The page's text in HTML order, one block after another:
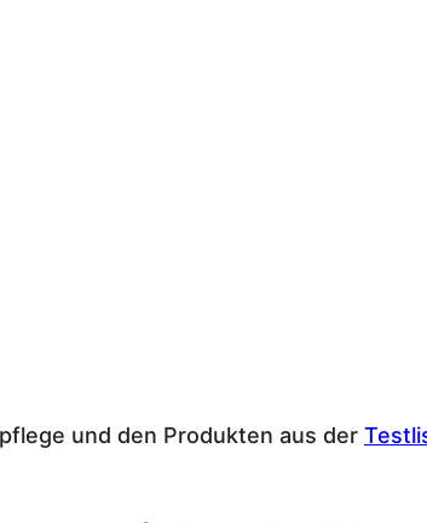
und den Produkten aus der